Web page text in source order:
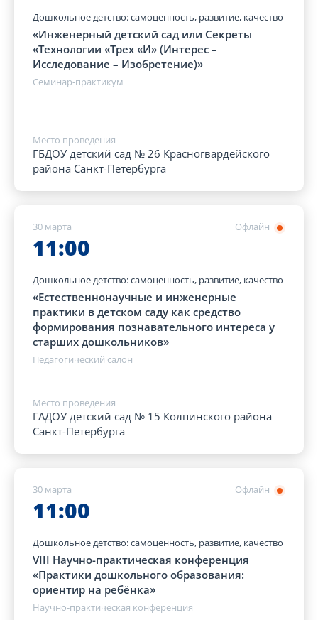
Дошкольное детство: самоценность, развитие, качество
«Инженерный детский сад или Секреты
«Технологии «Трех «И» (Интерес –
Исследование – Изобретение)»
Семинар-практикум
Место проведения
ГБДОУ детский сад № 26 Красногвардейского
района Санкт-Петербурга
Офлайн
30 марта
11:00
Дошкольное детство: самоценность, развитие, качество
«Естественнонаучные и инженерные
практики в детском саду как средство
формирования познавательного интереса у
старших дошкольников»
Педагогический салон
Место проведения
ГАДОУ детский сад № 15 Колпинского района
Санкт-Петербурга
Офлайн
30 марта
11:00
Дошкольное детство: самоценность, развитие, качество
VIII Научно-практическая конференция
«Практики дошкольного образования:
ориентир на ребёнка»
Научно-практическая конференция